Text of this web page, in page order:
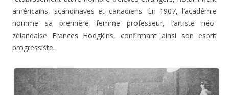
américains, scandinaves et canadiens. En 1907, l’académie
nomme sa première femme professeur, l’artiste néo-
zélandaise Frances Hodgkins, confirmant ainsi son esprit
progressiste.